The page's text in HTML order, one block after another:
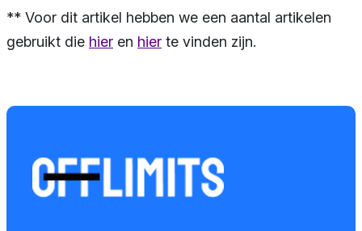
** Voor dit artikel hebben we een aantal artikelen
gebruikt die hier en hier te vinden zijn.